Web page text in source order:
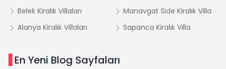
Belek Kiralık Villaları
Manavgat Side Kiralık Villa
Alanya Kiralık Villaları
Sapanca Kiralık Villa
En Yeni Blog Sayfaları